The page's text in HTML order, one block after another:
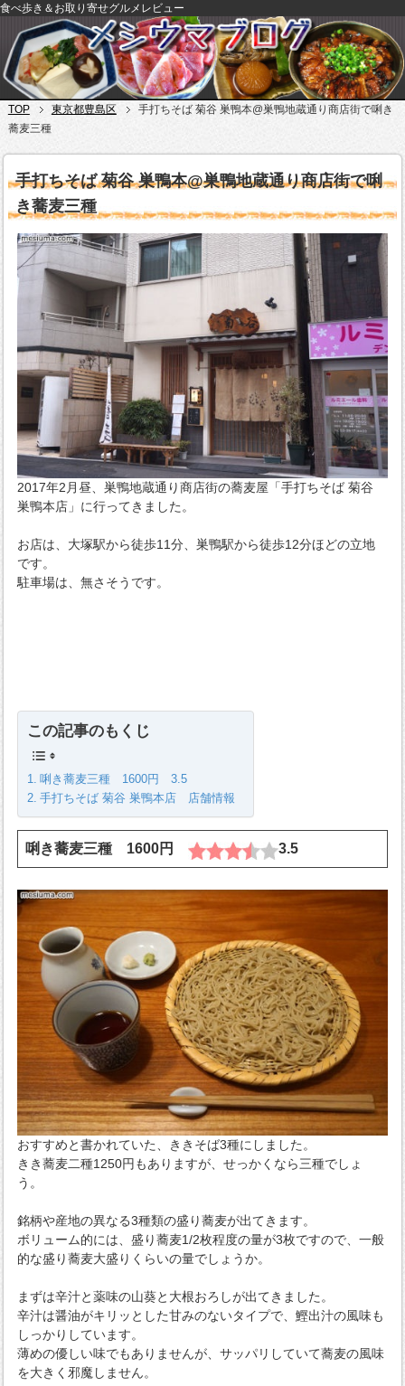
食べ歩き＆お取り寄せグルメレビュー
TOP 東京都豊島区
手打ちそば 菊谷 巣鴨本@巣鴨地蔵通り商店街で唎き
蕎麦三種
手打ちそば 菊谷 巣鴨本@巣鴨地蔵通り商店街で唎
き蕎麦三種
2017年2月昼、巣鴨地蔵通り商店街の蕎麦屋「手打ちそば 菊谷
巣鴨本店」に行ってきました。
お店は、大塚駅から徒歩11分、巣鴨駅から徒歩12分ほどの立地
です。
駐車場は、無さそうです。
この記事のもくじ
唎き蕎麦三種 1600円 3.5
手打ちそば 菊谷 巣鴨本店 店舗情報
唎き蕎麦三種 1600円 3.5
おすすめと書かれていた、ききそば3種にしました。
きき蕎麦二種1250円もありますが、せっかくなら三種でしょ
う。
銘柄や産地の異なる3種類の盛り蕎麦が出てきます。
ボリューム的には、盛り蕎麦1/2枚程度の量が3枚ですので、一般
的な盛り蕎麦大盛りくらいの量でしょうか。
まずは辛汁と薬味の山葵と大根おろしが出てきました。
辛汁は醤油がキリッとした甘みのないタイプで、鰹出汁の風味も
しっかりしています。
薄めの優しい味でもありませんが、サッパリしていて蕎麦の風味
を大きく邪魔しません。